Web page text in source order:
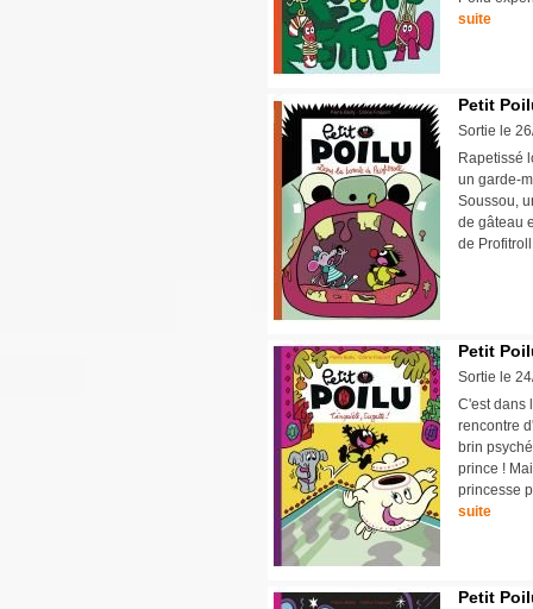
suite
Petit
Sortie le
Rapetissé
un garde-
Soussou,
de gâteau
de
Petit
Sortie le
C'est dans
rencontre
brin
prince !
princesse
suite
Petit